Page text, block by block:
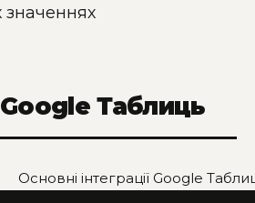
значеннях
Google Таблиць
Основні інтеграції Google